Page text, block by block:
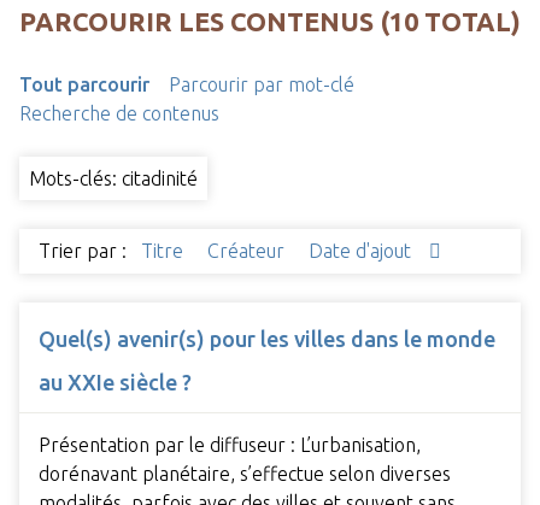
PARCOURIR LES CONTENUS (10 TOTAL)
Tout parcourir
Parcourir par mot-clé
Recherche de contenus
Mots-clés: citadinité
Trier par : Titre Créateur Date d'ajout
Quel(s) avenir(s) pour les villes dans le monde
au XXIe siècle ?
Présentation par le diffuseur : L’urbanisation,
dorénavant planétaire, s’effectue selon diverses